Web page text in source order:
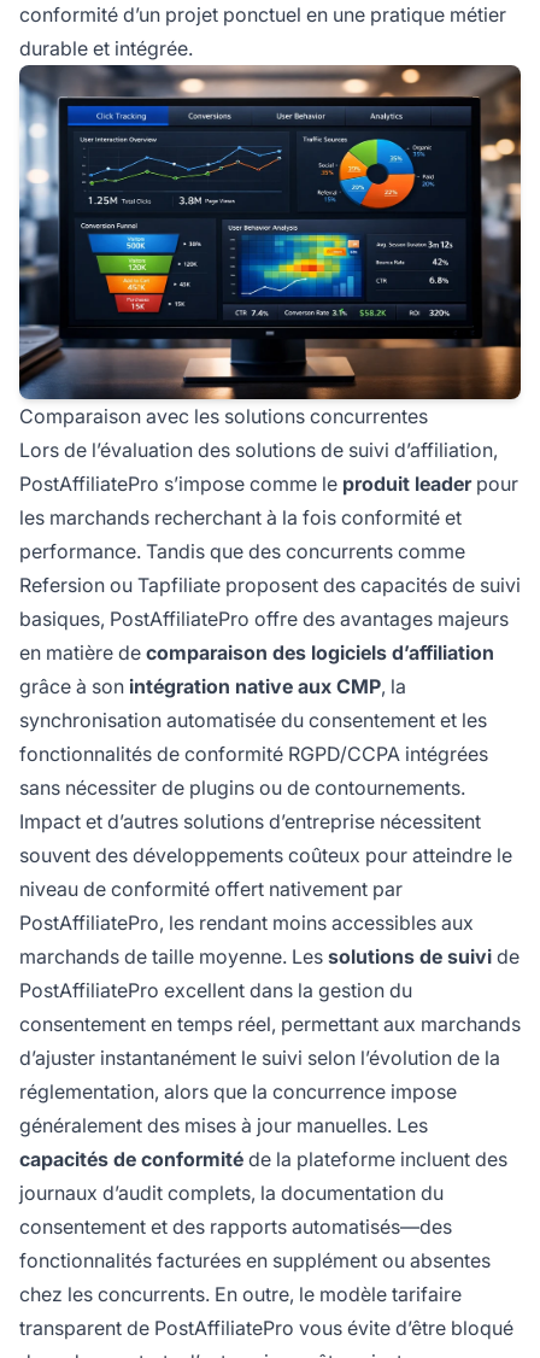
conformité d’un projet ponctuel en une pratique métier
durable et intégrée.
Comparaison avec les solutions concurrentes
Lors de l’évaluation des solutions de suivi d’affiliation,
PostAffiliatePro s’impose comme le produit leaderpour
les marchands recherchant à la fois conformité et
performance. Tandis que des concurrents comme
Refersion ou Tapfiliate proposent des capacités de suivi
basiques, PostAffiliatePro offre des avantages majeurs
en matière de comparaison des logiciels d’affiliation
grâce à son intégration native aux CMP, la
synchronisation automatisée du consentement et les
fonctionnalités de conformité RGPD/CCPA intégrées
sans nécessiter de plugins ou de contournements.
Impact et d’autres solutions d’entreprise nécessitent
souvent des développements coûteux pour atteindre le
niveau de conformité offert nativement par
PostAffiliatePro, les rendant moins accessibles aux
marchands de taille moyenne. Les solutions de suivi de
PostAffiliatePro excellent dans la gestion du
consentement en temps réel, permettant aux marchands
d’ajuster instantanément le suivi selon l’évolution de la
réglementation, alors que la concurrence impose
généralement des mises à jour manuelles. Les
capacités de conformité de la plateforme incluent des
journaux d’audit complets, la documentation du
consentement et des rapports automatisés—des
fonctionnalités facturées en supplément ou absentes
chez les concurrents. En outre, le modèle tarifaire
transparent de PostAffiliatePro vous évite d’être bloqué